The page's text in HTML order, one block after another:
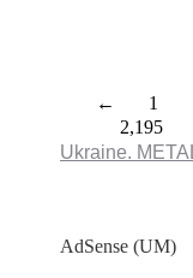
← 1
2,195
Ukraine.
AdSense (UM)